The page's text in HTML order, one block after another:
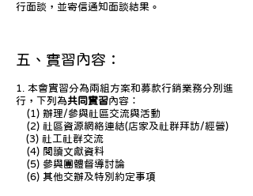
行面談，並寄信通知面談結果。
五、實習內容：
1. 本會實習分為兩組方案和募款行銷業務分別進
行，下列為共同實習內容：
(1) 辦理/參與社區交流與活動
(2) 社區資源網絡連結(店家及社群拜訪/經營)
(3) 社工社群交流
(4) 閱讀文獻資料
(5) 參與團體督導討論
(6) 其他交辦及特別約定事項